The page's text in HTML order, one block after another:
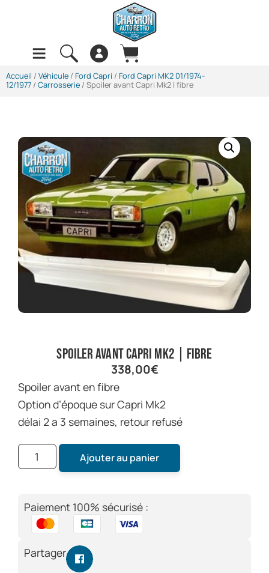
Accueil / Véhicule / Ford Capri / Ford Capri MK2 01/1974-
12/1977 / Carrosserie / Spoiler avant Capri Mk2 | fibre
Spoiler avant Capri Mk2 | fibre
338,00€
Spoiler avant en fibre
Option d’époque sur Capri Mk2
délai 2 a 3 semaines, retour refusé
Ajouter au panier
Paiement 100% sécurisé :
Partager